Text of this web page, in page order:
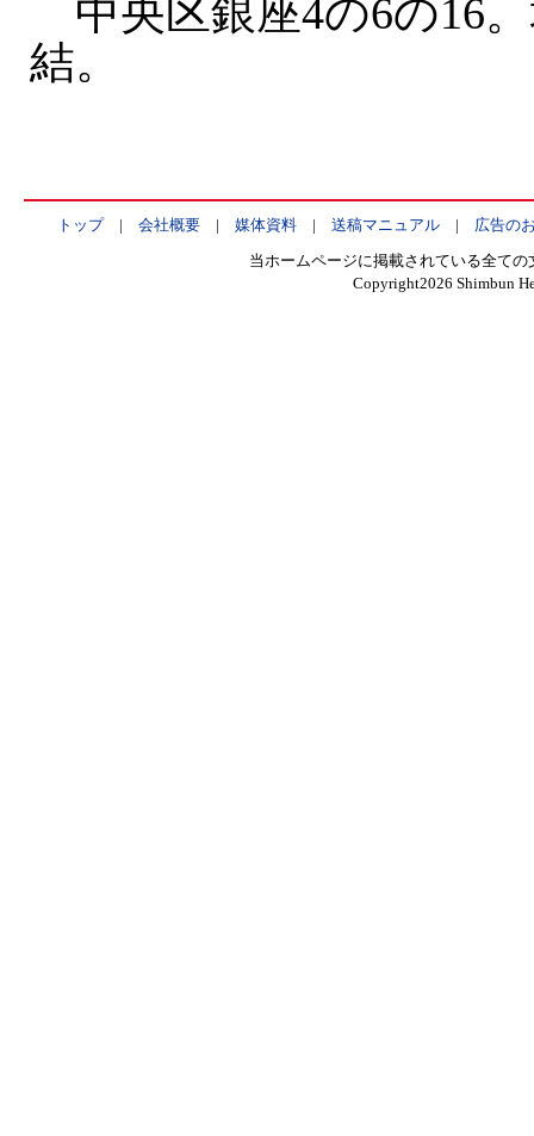
中央区銀座4の6の16
結。
トップ| 会社概要| 媒体資料| 送稿マニュアル| 広告の
当ホームページに掲載されている全て
Copyright2026 Shimbun